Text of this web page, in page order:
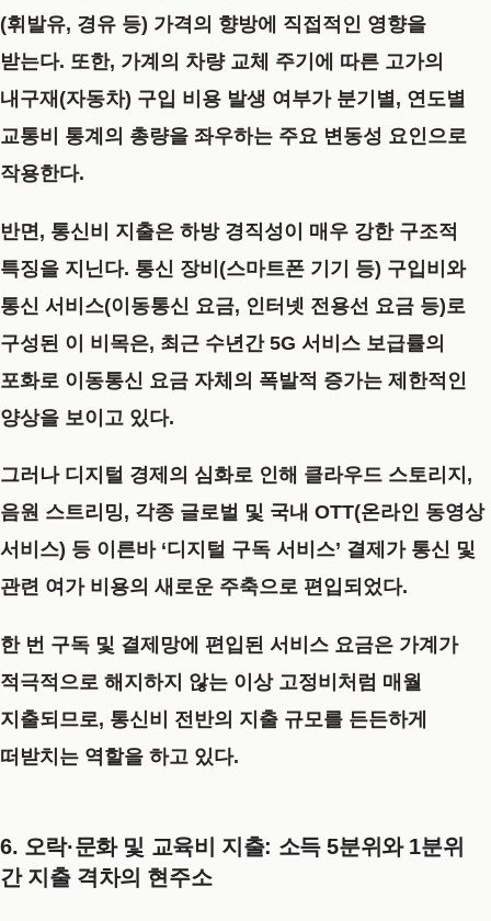
(휘발유, 경유 등) 가격의 향방에 직접적인 영향을
받는다. 또한, 가계의 차량 교체 주기에 따른 고가의
내구재(자동차) 구입 비용 발생 여부가 분기별, 연도별
교통비 통계의 총량을 좌우하는 주요 변동성 요인으로
작용한다.
반면, 통신비 지출은 하방 경직성이 매우 강한 구조적
특징을 지닌다. 통신 장비(스마트폰 기기 등) 구입비와
통신 서비스(이동통신 요금, 인터넷 전용선 요금 등)로
구성된 이 비목은, 최근 수년간 5G 서비스 보급률의
포화로 이동통신 요금 자체의 폭발적 증가는 제한적인
양상을 보이고 있다.
그러나 디지털 경제의 심화로 인해 클라우드 스토리지,
음원 스트리밍, 각종 글로벌 및 국내 OTT(온라인 동영상
서비스) 등 이른바 ‘디지털 구독 서비스’ 결제가 통신 및
관련 여가 비용의 새로운 주축으로 편입되었다.
한 번 구독 및 결제망에 편입된 서비스 요금은 가계가
적극적으로 해지하지 않는 이상 고정비처럼 매월
지출되므로, 통신비 전반의 지출 규모를 든든하게
떠받치는 역할을 하고 있다.
6. 오락·문화 및 교육비 지출: 소득 5분위와 1분위
간 지출 격차의 현주소